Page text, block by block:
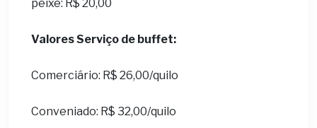
peixe: R$ 20,00
Valores Serviço de buffet:
Comerciário: R$ 26,00/quilo
Conveniado: R$ 32,00/quilo